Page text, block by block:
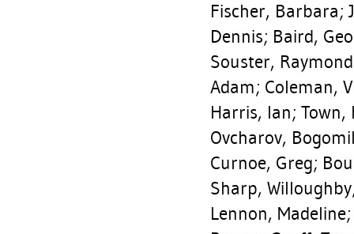
Fischer, Barbara;
Dennis; Baird,
Souster, Raymond
Adam; Coleman,
Harris, Ian; Town,
Ovcharov,
Curnoe, Greg;
Sharp, Willoughby
Lennon, Madeline